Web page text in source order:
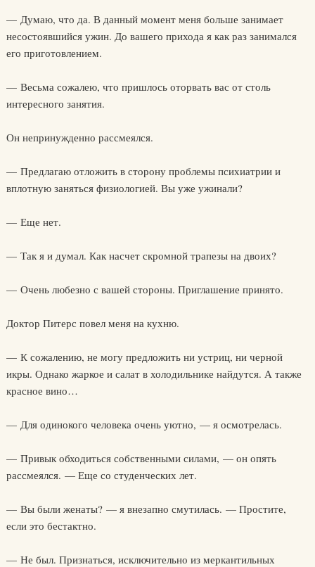
— Думаю, что да. В данный момент меня больше занимает
несостоявшийся ужин. До вашего прихода я как раз занимался
его приготовлением.
— Весьма сожалею, что пришлось оторвать вас от столь
интересного занятия.
Он непринужденно рассмеялся.
— Предлагаю отложить в сторону проблемы психиатрии и
вплотную заняться физиологией. Вы уже ужинали?
— Еще нет.
— Так я и думал. Как насчет скромной трапезы на двоих?
— Очень любезно с вашей стороны. Приглашение принято.
Доктор Питерс повел меня на кухню.
— К сожалению, не могу предложить ни устриц, ни черной
икры. Однако жаркое и салат в холодильнике найдутся. А также
красное вино…
— Для одинокого человека очень уютно, — я осмотрелась.
— Привык обходиться собственными силами, — он опять
рассмеялся. — Еще со студенческих лет.
— Вы были женаты? — я внезапно смутилась. — Простите,
если это бестактно.
— Не был. Признаться, исключительно из меркантильных